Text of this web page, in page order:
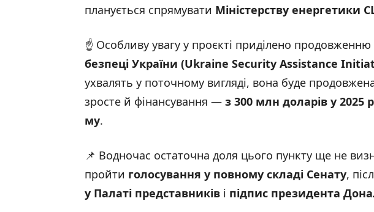
планується спрямувати Міністерству енергетики
☝️ Особливу увагу у проєкті приділено продовженню
безпеці України (Ukraine Security Assistance
ухвалять у поточному вигляді, вона буде
зросте й фінансування — з 300 млн доларів у 2025
му.
📌 Водночас остаточна доля цього пункту ще не
пройти голосування у повному складі Сенату,
у Палаті представників і підпис президента